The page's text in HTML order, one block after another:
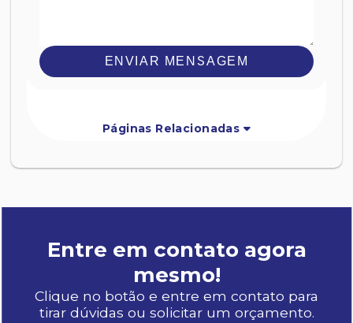
ENVIAR MENSAGEM
Páginas Relacionadas
Entre em contato agora
mesmo!
Clique no botão e entre em contato para
tirar dúvidas ou solicitar um orçamento.